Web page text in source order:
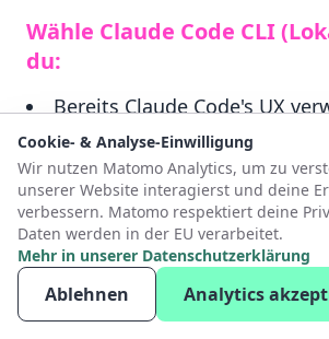
Cookie- & Analyse-Einwilligung
Wir nutzen Matomo Analytics, um zu
unserer Website interagierst und deine
verbessern. Matomo respektiert deine
Daten werden in der EU verarbeitet.
Mehr in unserer Datenschutzerklärung
Ablehnen Analytics
Wähle Claude Code CLI
du:
Bereits Claude Code's UX
magst
Die polierteste CLI-
Nicht häufig Modelle
Mit Workarounds für lokales
einverstanden bist
Offizielle Anthropic-Tools